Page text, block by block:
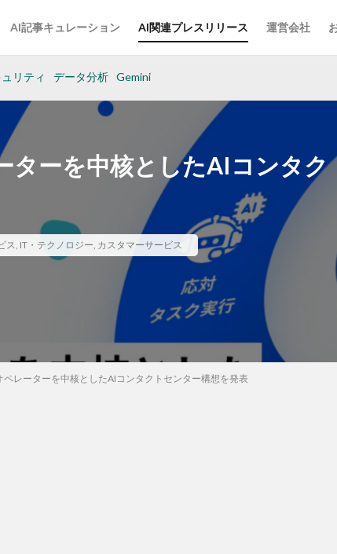
AI記事キュレーション AI関連プレスリリース 運営会社
リティ データ分析 Gemini
ターを中核としたAIコンタク
ス, IT・テクノロジー, カスタマーサービス
ペレーターを中核としたAIコンタクトセンター構想を発表